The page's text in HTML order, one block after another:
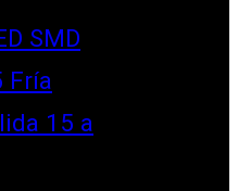
SMD
Fría
15 a